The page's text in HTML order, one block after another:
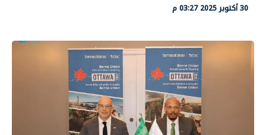
30 أكتوبر 2025 03:27 م